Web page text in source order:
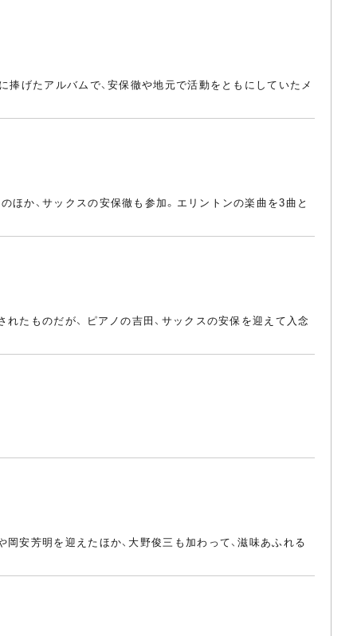
げたアルバムで、安保徹や地元で活動をともにしていたメ
か、サックスの安保徹も参加。エリントンの楽曲を3曲と
たものだが、 ピアノの吉田、サックスの安保を迎えて入念
安芳明を迎えたほか、大野俊三も加わって、滋味あふれる